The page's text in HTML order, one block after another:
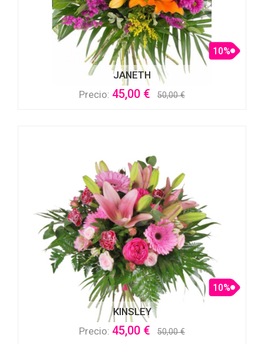
JANETH
10%
Precio: 45,00 € 50,00 €
KINSLEY
10%
Precio: 45,00 € 50,00 €